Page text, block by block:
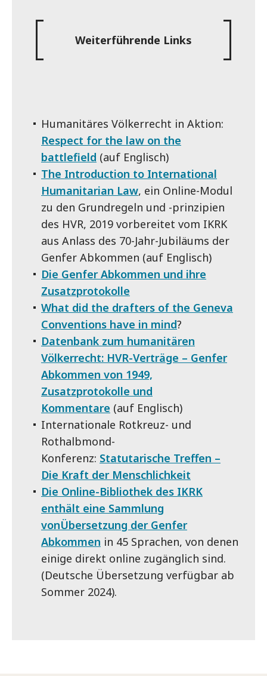
Weiterführende Links
Humanitäres Völkerrecht in Aktion:
Respect for the law on the
battlefield (auf Englisch)
The Introduction to International
Humanitarian Law, ein Online-Modul
zu den Grundregeln und -prinzipien
des HVR, 2019 vorbereitet vom IKRK
aus Anlass des 70-Jahr-Jubiläums der
Genfer Abkommen (auf Englisch)
Die Genfer Abkommen und ihre
Zusatzprotokolle
What did the drafters of the Geneva
Conventions have in mind?
Datenbank zum humanitären
Völkerrecht: HVR-Verträge – Genfer
Abkommen von 1949,
Zusatzprotokolle und
Kommentare (auf Englisch)
Internationale Rotkreuz- und
Rothalbmond-
Konferenz: Statutarische Treffen –
Die Kraft der Menschlichkeit
Die Online-Bibliothek des IKRK
enthält eine Sammlung
vonÜbersetzung der Genfer
Abkommen in 45 Sprachen, von denen
einige direkt online zugänglich sind.
(Deutsche Übersetzung verfügbar ab
Sommer 2024).